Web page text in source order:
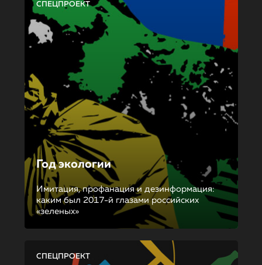
СПЕЦПРОЕКТ
Год экологии
Имитация, профанация и дезинформация:
каким был 2017-й глазами российских
«зеленых»
СПЕЦПРОЕКТ